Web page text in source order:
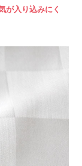
が入り込みにく